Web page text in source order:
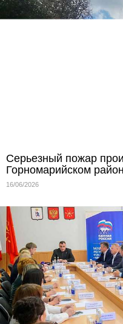
Серьезный пожар
Горномарийском
16/06/2026